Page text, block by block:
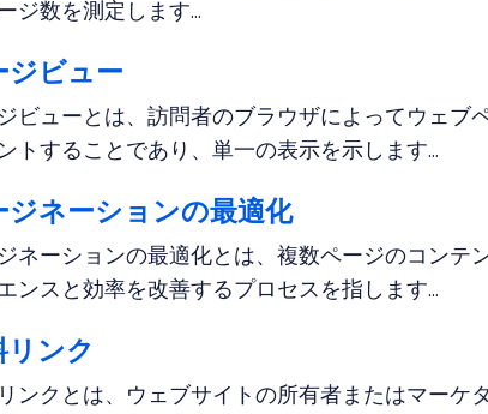
ジ数を測定します...
ジビュー
ビューとは、訪問者のブラウザによってウェブ
トすることであり、単一の表示を示します...
ジネーションの最適化
ネーションの最適化とは、複数ページのコンテ
ンスと効率を改善するプロセスを指します...
リンク
ンクとは、ウェブサイトの所有者またはマーケ